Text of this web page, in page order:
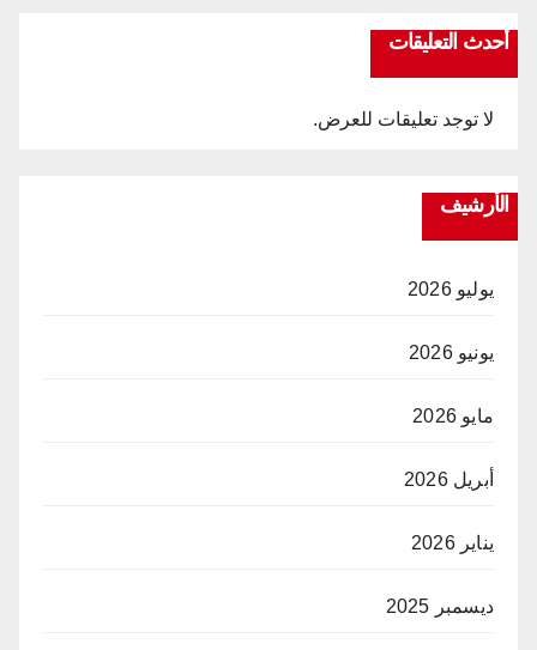
أحدث التعليقات
لا توجد تعليقات للعرض.
الأرشيف
يوليو 2026
يونيو 2026
مايو 2026
أبريل 2026
يناير 2026
ديسمبر 2025